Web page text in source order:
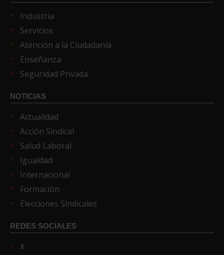
Industria
Servicios
Atención a la Ciudadanía
Enseñanza
Seguridad Privada
NOTICIAS
Actualidad
Acción Sindical
Salud Laboral
Igualdad
Internacional
Formación
Elecciones Sindicales
REDES SOCIALES
X